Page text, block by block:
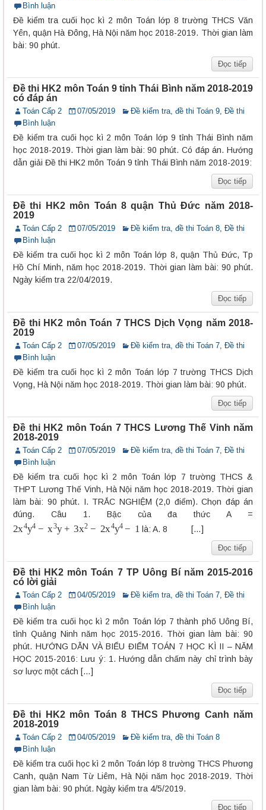
Bình luận
Đề kiểm tra cuối học kì 2 môn Toán lớp 8 trường THCS Văn
Yên, quận Hà Đông, Hà Nội năm học 2018-2019. Thời gian làm
bài: 90 phút.
Đọc tiếp
Đề thi HK2 môn Toán 9 tỉnh Thái Bình năm 2018-2019
có đáp án
Toán Cấp 2 07/05/2019 Đề kiểm tra, đề thi Toán 9 Đề thi
Bình luận
Đề kiểm tra cuối học kì 2 môn Toán lớp 9 tỉnh Thái Bình năm
học 2018-2019. Thời gian làm bài: 90 phút. Có đáp án. Hướng
dẫn giải Đề thi HK2 môn Toán 9 tỉnh Thái Bình năm 2018-2019:
Đọc tiếp
Đề thi HK2 môn Toán 8 quận Thủ Đức năm 2018-
2019
Toán Cấp 2 07/05/2019 Đề kiểm tra, đề thi Toán 8 Đề thi
Bình luận
Đề kiểm tra cuối học kì 2 môn Toán lớp 8, quận Thủ Đức, Tp
Hồ Chí Minh, năm học 2018-2019. Thời gian làm bài: 90 phút.
Ngày kiểm tra 22/04/2019.
Đọc tiếp
Đề thi HK2 môn Toán 7 THCS Dịch Vọng năm 2018-
2019
Toán Cấp 2 07/05/2019 Đề kiểm tra, đề thi Toán 7 Đề thi
Bình luận
Đề kiểm tra cuối học kì 2 môn Toán lớp 7 trường THCS Dịch
Vọng, Hà Nội năm học 2018-2019. Thời gian làm bài: 90 phút.
Đọc tiếp
Đề thi HK2 môn Toán 7 THCS Lương Thế Vinh năm
2018-2019
Toán Cấp 2 07/05/2019 Đề kiểm tra, đề thi Toán 7 Đề thi
Bình luận
Đề kiểm tra cuối học kì 2 môn Toán lớp 7 trường THCS &
THPT Lương Thế Vinh, Hà Nội năm học 2018-2019. Thời gian
làm bài: 90 phút. I. TRẮC NGHIỆM (2,0 điểm). Chọn đáp án
đúng. Câu 1. Bậc của đa thức A =
2 4 y4 3y 3 x2 −2 4y 4− 1 là: A. 8 […]
Đọc tiếp
Đề thi HK2 môn Toán 7 TP Uông Bí năm 2015-2016
có lời giải
Toán Cấp 2 04/05/2019 Đề kiểm tra, đề thi Toán 7 Đề thi
Bình luận
Đề kiểm tra cuối học kì 2 môn Toán lớp 7 thành phố Uông Bí,
tỉnh Quảng Ninh năm học 2015-2016. Thời gian làm bài: 90
phút. HƯỚNG DẪN VÀ BIỂU ĐIỂM TOÁN 7 HỌC KÌ II – NĂM
HỌC 2015-2016: Lưu ý: 1. Hướng dẫn chấm này chỉ trình bày
sơ lược một cách […]
Đọc tiếp
Đề thi HK2 môn Toán 8 THCS Phương Canh năm
2018-2019
Toán Cấp 2 04/05/2019
Đề kiểm tra, đề thi Toán 8
Bình luận
Đề kiểm tra cuối học kì 2 môn Toán lớp 8 trường THCS Phương
Canh, quận Nam Từ Liêm, Hà Nội năm học 2018-2019. Thời
gian làm bài: 90 phút. Ngày kiểm tra 4/5/2019.
Đọc tiếp